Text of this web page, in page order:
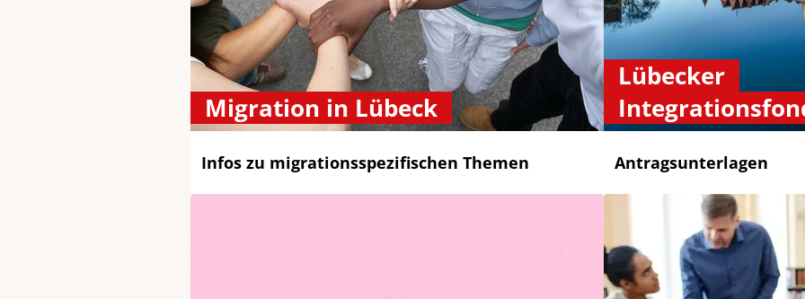
Migration in Lübeck
Infos zu migrationsspezifischen Themen
Lübecker
Antragsunterlagen